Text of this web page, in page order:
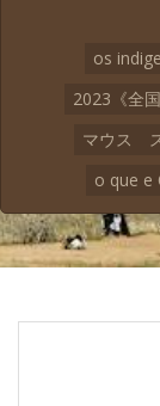
os
2023《全
マウス
o que e